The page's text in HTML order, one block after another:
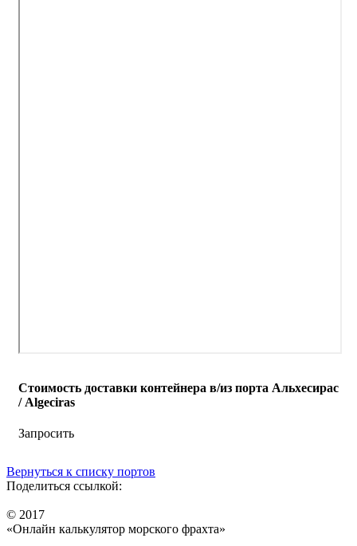
Стоимость доставки контейнера в/из порта Альхесирас
/ Algeciras
Запросить
Вернуться к списку портов
Поделиться ссылкой:
© 2017
«Онлайн калькулятор морского фрахта»